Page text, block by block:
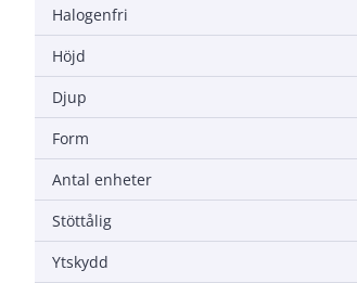
Halogenfri
Höjd
Djup
Form
Antal enheter
Stöttålig
Ytskydd